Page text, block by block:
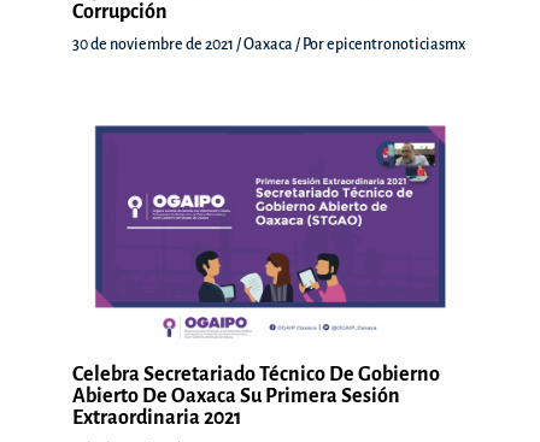
Corrupción
30 de noviembre de 2021 /Oaxaca / Porepicentronoticiasmx
Celebra Secretariado Técnico De Gobierno
Abierto De Oaxaca Su Primera Sesión
Extraordinaria 2021